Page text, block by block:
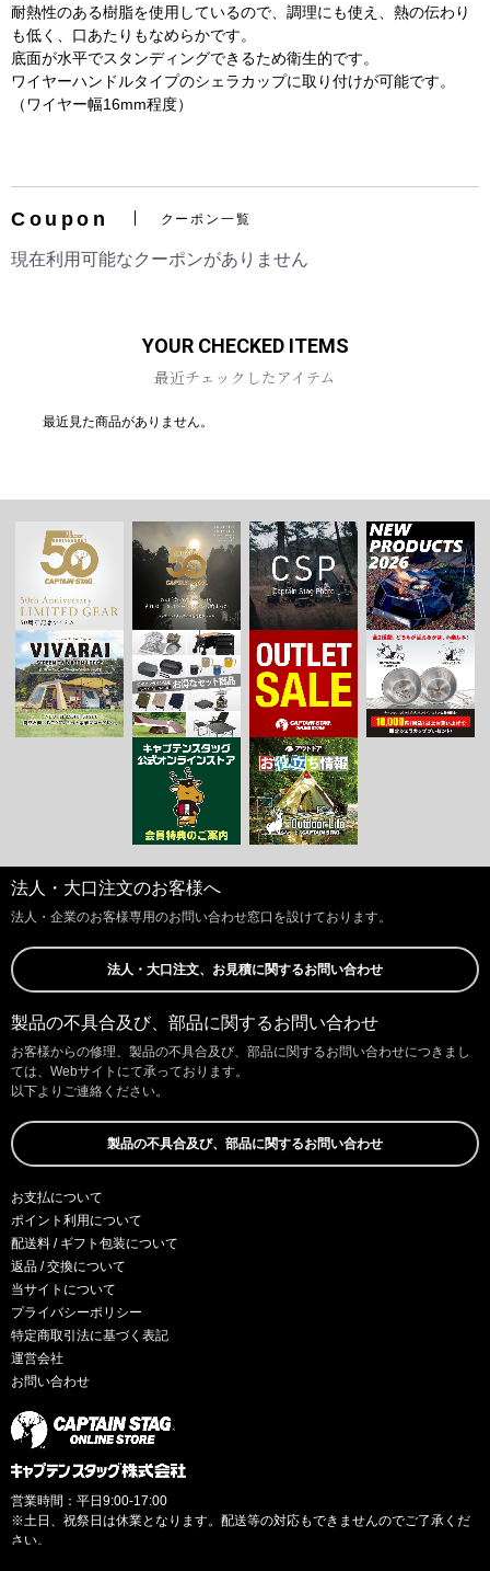
お買い物を続ける
耐熱性のある樹脂を使用しているので、調理にも使え、熱の伝わり
も低く、口あたりもなめらかです。
底面が水平でスタンディングできるため衛生的です。
ワイヤーハンドルタイプのシェラカップに取り付けが可能です。
（ワイヤー幅16mm程度）
Coupon クーポン一覧
現在利用可能なクーポンがありません
YOUR CHECKED ITEMS
最近チェックしたアイテム
最近見た商品がありません。
法人・大口注文のお客様へ
法人・企業のお客様専用のお問い合わせ窓口を設けております。
法人・大口注文、お見積に関するお問い合わせ
製品の不具合及び、部品に関するお問い合わせ
お客様からの修理、製品の不具合及び、部品に関するお問い合わせにつきまし
ては、Webサイトにて承っております。
以下よりご連絡ください。
製品の不具合及び、部品に関するお問い合わせ
お支払について
ポイント利用について
配送料 / ギフト包装について
返品 / 交換について
当サイトについて
プライバシーポリシー
特定商取引法に基づく表記
運営会社
お問い合わせ
営業時間：平日9:00-17:00
※土日、祝祭日は休業となります。配送等の対応もできませんのでご了承くだ
さい。